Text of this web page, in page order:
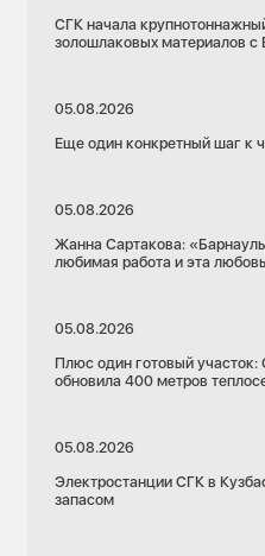
СГК начала
золошлаковых материалов
05.08.2026
Еще один конкретный шаг к
05.08.2026
Жанна Сартакова:
любимая работа и эта
05.08.2026
Плюс один готовый участок:
обновила 400 метров
05.08.2026
Электростанции СГК в
запасом